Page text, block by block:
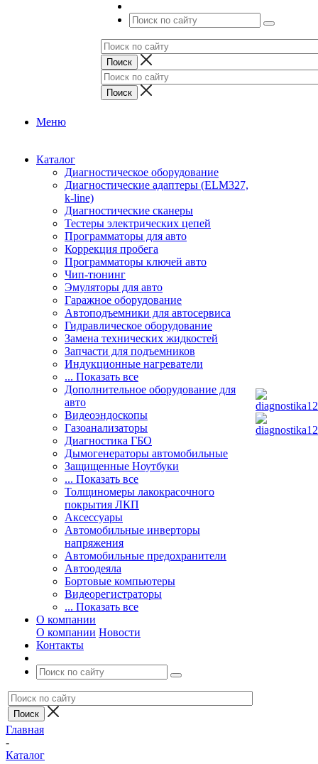
Меню
Каталог
Диагностическое оборудование
Диагностические адаптеры (ELM327,
k-line)
Диагностические сканеры
Тестеры электрических цепей
Программаторы для авто
Коррекция пробега
Программаторы ключей авто
Чип-тюнинг
Эмуляторы для авто
Гаражное оборудование
Автоподъемники для автосервиса
Гидравлическое оборудование
Замена технических жидкостей
Запчасти для подъемников
Индукционные нагреватели
... Показать все
Дополнительное оборудование для
авто
Видеоэндоскопы
Газоанализаторы
Диагностика ГБО
Дымогенераторы автомобильные
Защищенные Ноутбуки
... Показать все
Толщиномеры лакокрасочного
покрытия ЛКП
Аксессуары
Автомобильные инверторы
напряжения
Автомобильные предохранители
Автоодеяла
Бортовые компьютеры
Видеорегистраторы
... Показать все
О компании
О компании Новости
Контакты
Главная
-
Каталог